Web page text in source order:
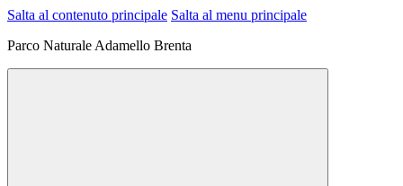
Salta al contenuto principale Salta al menu principale
Parco Naturale Adamello Brenta